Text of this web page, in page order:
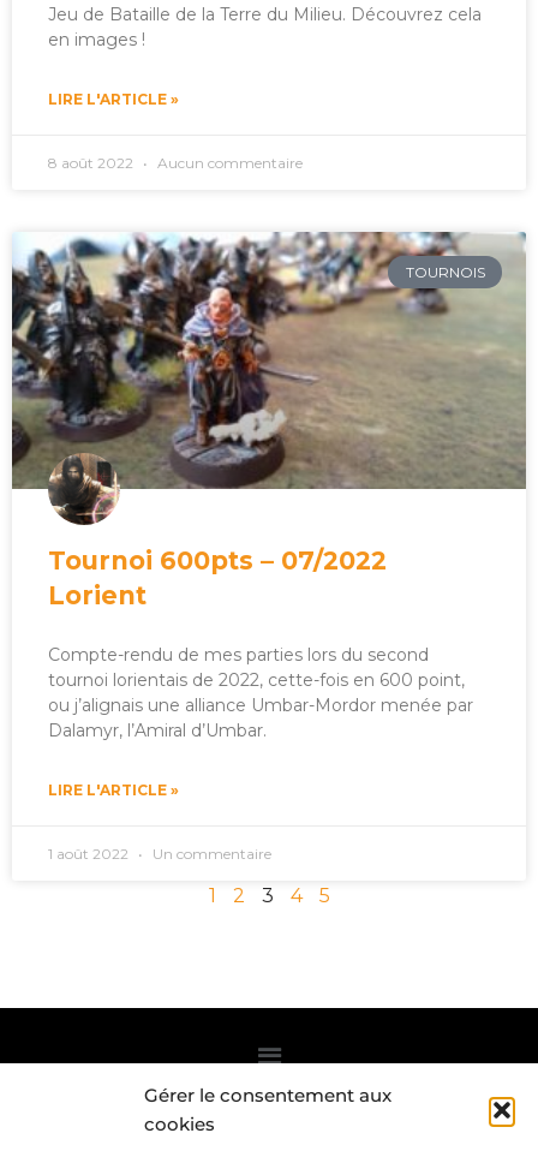
Gérer le consentement aux
cookies
Jeu de Bataille de la Terre du Milieu. Découvrez cela
en images !
LIRE L'ARTICLE »
8 août 2022 Aucun commentaire
TOURNOIS
Tournoi 600pts – 07/2022
Lorient
Compte-rendu de mes parties lors du second
tournoi lorientais de 2022, cette-fois en 600 point,
ou j’alignais une alliance Umbar-Mordor menée par
Dalamyr, l’Amiral d’Umbar.
LIRE L'ARTICLE »
1 août 2022 Un commentaire
1 2 3 4 5
Abonnez-vous à la Newsletter